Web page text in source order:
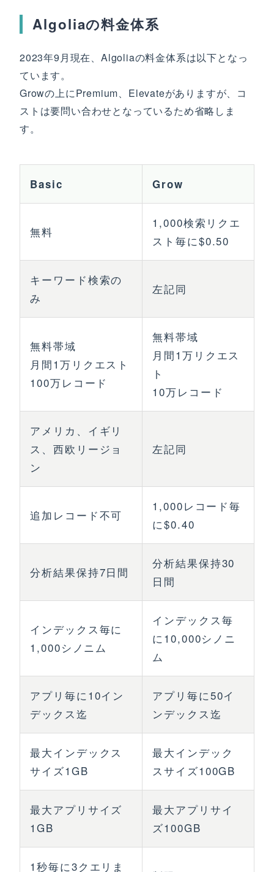
Algoliaの料金体系
2023年9月現在、Algoliaの料金体系は以下となっ
ています。
Growの上にPremium、Elevateがありますが、コ
ストは要問い合わせとなっているため省略しま
す。
Basic Grow
無料
1,000検索リクエ
スト毎に$0.50
キーワード検索の
み
左記同
無料帯域
月間1万リクエスト
100万レコード
無料帯域
月間1万リクエス
ト
10万レコード
アメリカ、イギリ
ス、西欧リージョ
ン
左記同
追加レコード不可
1,000レコード毎
に$0.40
分析結果保持7日間
分析結果保持30
日間
インデックス毎に
1,000シノニム
インデックス毎
に10,000シノニ
ム
アプリ毎に10イン
デックス迄
アプリ毎に50イ
ンデックス迄
最大インデックス
サイズ1GB
最大インデック
スサイズ100GB
最大アプリサイズ
1GB
最大アプリサイ
ズ100GB
1秒毎に3クエリま